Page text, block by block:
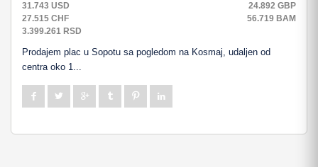
31.743 USD
24.892 GBP
27.515 CHF
56.719 BAM
3.399.261 RSD
Prodajem plac u Sopotu sa pogledom na Kosmaj, udaljen od
centra oko 1...